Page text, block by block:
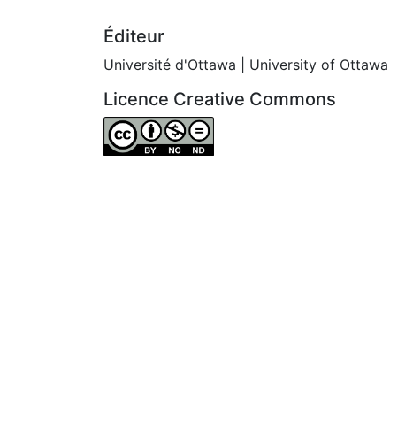
Éditeur
Université d'Ottawa | University of Ottawa
Licence Creative Commons
Attribution-NonCommercial-NoDerivatives